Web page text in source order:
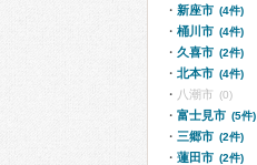
新座市 (4件)
桶川市 (4件)
久喜市 (2件)
北本市 (4件)
八潮市 (0)
富士見市 (5件)
三郷市 (2件)
蓮田市 (2件)